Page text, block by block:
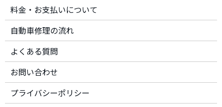
料金・お支払いについて
自動車修理の流れ
よくある質問
お問い合わせ
プライバシーポリシー